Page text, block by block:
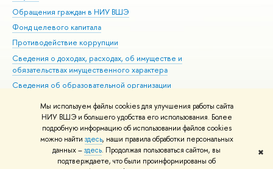
Мы используем файлы cookies для улучшения работы сайта
НИУ ВШЭ и большего удобства его использования. Более
подробную информацию об использовании файлов cookies
можно найти здесь, наши правила обработки персональных
данных –здесь. Продолжая пользоваться сайтом, вы
подтверждаете, что были проинформированы об
✖
Обращения граждан в НИУ ВШЭ
Фонд целевого капитала
Противодействие коррупции
Сведения о доходах, расходах, об имуществе и
обязательствах имущественного характера
Сведения об образовательной организации
Людям с ограниченными возможностями здоровья
Единая платежная страница
Работа в Вышке